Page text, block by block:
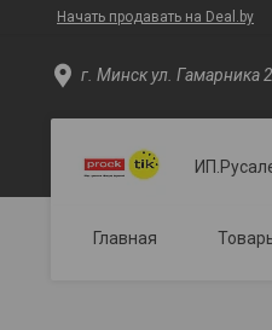
Начать продавать на Deal.by
г. Минск ул. Гамарника
Главная